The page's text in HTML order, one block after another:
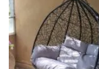
סוגים.
ניתן
לבחור
את
האפשרויות
המשאלות